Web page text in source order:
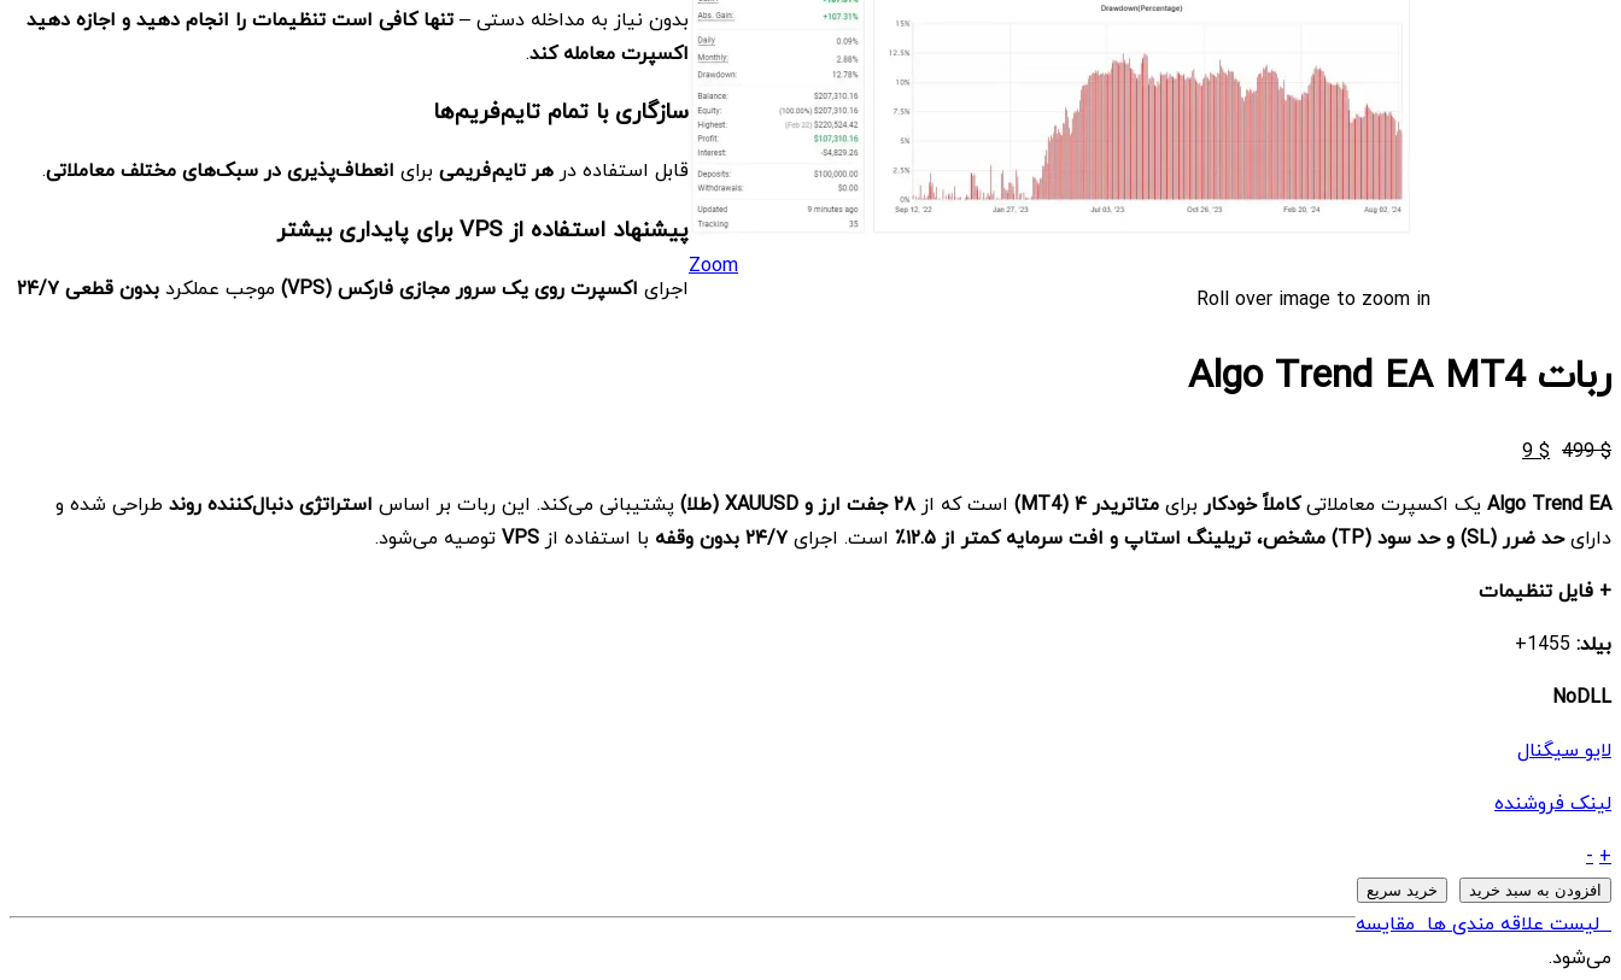
Zoom
Roll over image to zoom in
ربات Algo Trend EA MT4
$
499
قیمت
$ 499
بود.
$
9 قیمت
$ 9
است.
Algo Trend EA یک اکسپرت معاملاتیکاملاً خودکاربرایمتاتریدر ۴ (MT4) است که از۲۸ جفت ارز و XAUUSD (طلا) پشتیبانی می‌کند. این ربات بر اساس استراتژی دنبال‌کننده روند طراحی شده و
دارایحد ضرر (SL) و حد سود (TP) مشخص، تریلینگ استاپ و افت سرمایه کمتر از ۱۲.۵٪ است. اجرای۲۴/۷ بدون وقفه با استفاده ازVPSتوصیه می‌شود.
+ فایل تنظیمات
بیلد:
NoDLL
لایو سیگنال
لینک فروشنده
ربات
Algo
Trend
EA
+
-
افزودن به سبد خرید خرید سریع
لیست علاقه مندی هامقایسه
بدون نیاز به مداخله دستی –تنها کافی است تنظیمات را انجام دهید و اجازه دهید
اکسپرت معامله کند.
سازگاری با تمام تایم‌فریم‌ها
قابل استفاده درهر تایم‌فریمی برای انعطاف‌پذیری در سبک‌های مختلف معاملاتی.
پیشنهاد استفاده ازVPS برای پایداری بیشتر
اجرای اکسپرت روی یک سرور مجازی فارکس(VPS) موجب عملکردبدون قطعی۲۴/۷
می‌شود.